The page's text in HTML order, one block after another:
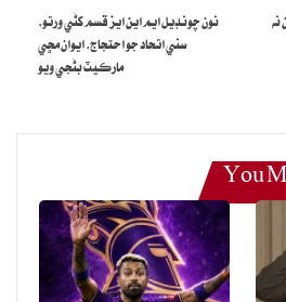
نه
نون چونڊيل ايم اين ايز قسم کڻي ورتو،
سني اتحاد جو احتجاج، ايوان مڇي
مارڪيٽ بڻجي ويو
You